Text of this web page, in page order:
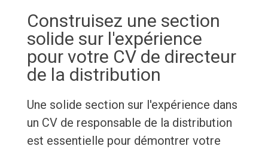
Construisez une section
solide sur l'expérience
pour votre CV de directeur
de la distribution
Une solide section sur l'expérience dans
un CV de responsable de la distribution
est essentielle pour démontrer votre